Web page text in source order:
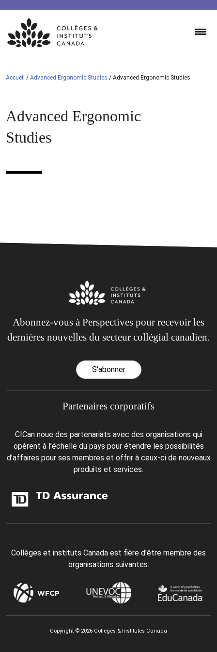
Skip
content
Accueil / Advanced Ergonomic Studies / Advanced Ergonomic Studies
Advanced Ergonomic
Studies
Abonnez-vous à Perspectives pour recevoir les
dernières nouvelles du secteur collégial canadien.
S'abonner
Partenaires corporatifs
CICan noue des partenariats avec des organisations qui
opèrent à l’échelle du pays pour étendre les possibilités
d’affaires pour ses membres et offrir à ceux-ci de nouveaux
produits et services.
Collèges et instituts Canada est fière d'être membre des
organisations suivantes.
Copyright © 2026 Colleges & Institutes Canada